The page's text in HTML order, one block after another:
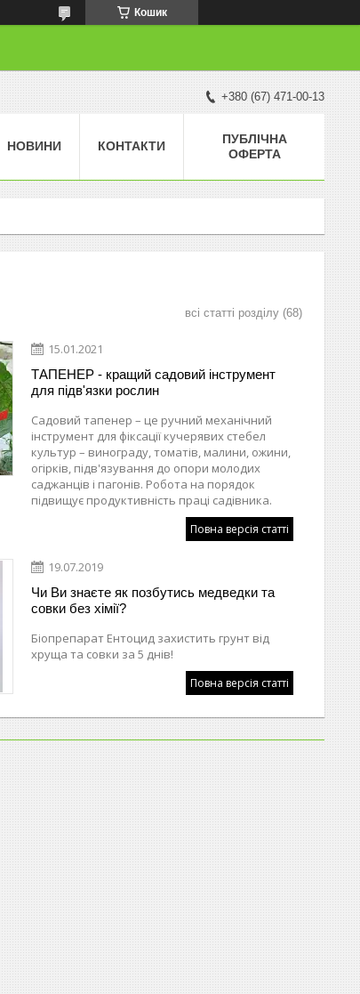
Кошик
+380 (67) 471-00-13
НОВИНИ КОНТАКТИ
ПУБЛІЧНА
ОФЕРТА
15.01.2021
ТАПЕНЕР - кращий садовий інструмент
для підв'язки рослин
Садовий тапенер – це ручний механічний
інструмент для фіксації кучерявих стебел
культур – винограду, томатів, малини, ожини,
огірків, підв'язування до опори молодих
саджанців і пагонів. Робота на порядок
підвищує продуктивність праці садівника.
Повна версія статті
19.07.2019
Чи Ви знаєте як позбутись медведки та
совки без хімії?
Біопрепарат Ентоцид захистить грунт від
хруща та совки за 5 днів!
Повна версія статті
всі статті розділу 68